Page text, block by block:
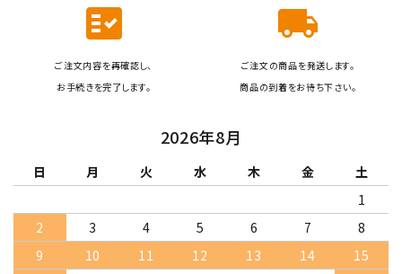
fact_check
ご注文内容を再確認し、
お手続きを完了します。
local_shipping
ご注文の商品を発送します。
商品の到着をお待ち下さい。
2026年8月
日 月 火 水 木 金
土
1
2
3 4 5 6 7
8
9
10 11 12 13 14
15